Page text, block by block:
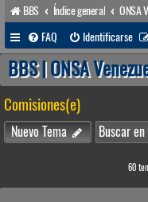
BBS Índice general
FAQ
Identificarse
BBS | ONSA
Comisiones(e)
Nuevo Tema
60